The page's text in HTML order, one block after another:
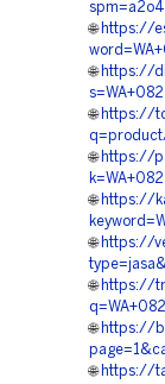
🌐 https://
🌐 https://
🌐 https://
🌐 https://
🌐 https://
🌐 https://
🌐 https://
🌐 https://
🌐 https://